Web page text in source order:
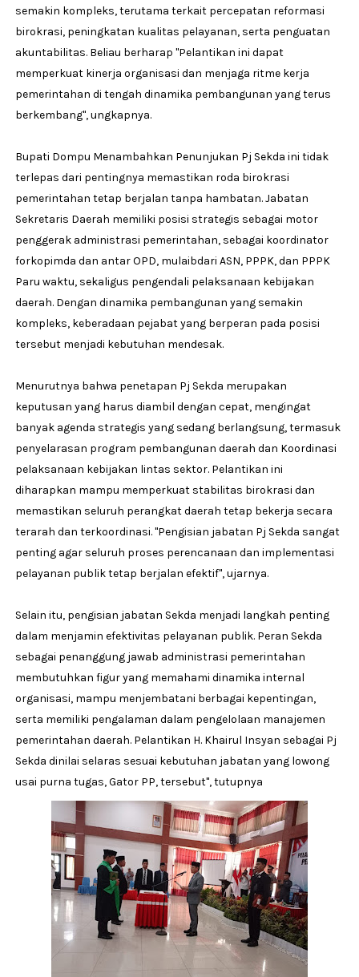
semakin kompleks, terutama terkait percepatan reformasi
birokrasi, peningkatan kualitas pelayanan, serta penguatan
akuntabilitas. Beliau berharap "Pelantikan ini dapat
memperkuat kinerja organisasi dan menjaga ritme kerja
pemerintahan di tengah dinamika pembangunan yang terus
berkembang", ungkapnya.
Bupati Dompu Menambahkan Penunjukan Pj Sekda ini tidak
terlepas dari pentingnya memastikan roda birokrasi
pemerintahan tetap berjalan tanpa hambatan. Jabatan
Sekretaris Daerah memiliki posisi strategis sebagai motor
penggerak administrasi pemerintahan, sebagai koordinator
forkopimda dan antar OPD, mulaibdari ASN, PPPK, dan PPPK
Paru waktu, sekaligus pengendali pelaksanaan kebijakan
daerah. Dengan dinamika pembangunan yang semakin
kompleks, keberadaan pejabat yang berperan pada posisi
tersebut menjadi kebutuhan mendesak.
Menurutnya bahwa penetapan Pj Sekda merupakan
keputusan yang harus diambil dengan cepat, mengingat
banyak agenda strategis yang sedang berlangsung, termasuk
penyelarasan program pembangunan daerah dan Koordinasi
pelaksanaan kebijakan lintas sektor. Pelantikan ini
diharapkan mampu memperkuat stabilitas birokrasi dan
memastikan seluruh perangkat daerah tetap bekerja secara
terarah dan terkoordinasi. "Pengisian jabatan Pj Sekda sangat
penting agar seluruh proses perencanaan dan implementasi
pelayanan publik tetap berjalan efektif", ujarnya.
Selain itu, pengisian jabatan Sekda menjadi langkah penting
dalam menjamin efektivitas pelayanan publik. Peran Sekda
sebagai penanggung jawab administrasi pemerintahan
membutuhkan figur yang memahami dinamika internal
organisasi, mampu menjembatani berbagai kepentingan,
serta memiliki pengalaman dalam pengelolaan manajemen
pemerintahan daerah. Pelantikan H. Khairul Insyan sebagai Pj
Sekda dinilai selaras sesuai kebutuhan jabatan yang lowong
usai purna tugas, Gator PP, tersebut", tutupnya